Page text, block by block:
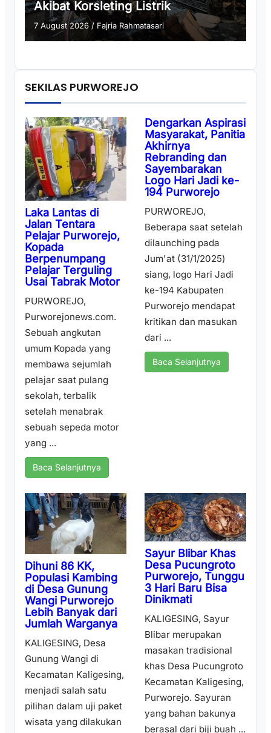
Akibat Korsleting Listrik
7 August 2026/ Fajria Rahmatasari
SEKILAS PURWOREJO
Laka Lantas di
Jalan Tentara
Pelajar Purworejo,
Kopada
Berpenumpang
Pelajar Terguling
Usai Tabrak Motor
PURWOREJO,
Purworejonews.com.
Sebuah angkutan
umum Kopada yang
membawa sejumlah
pelajar saat pulang
sekolah, terbalik
setelah menabrak
sebuah sepeda motor
yang ...
Baca Selanjutnya
Dengarkan Aspirasi
Masyarakat, Panitia
Akhirnya
Rebranding dan
Sayembarakan
Logo Hari Jadi ke-
194 Purworejo
PURWOREJO,
Beberapa saat setelah
dilaunching pada
Jum'at (31/1/2025)
siang, logo Hari Jadi
ke-194 Kabupaten
Purworejo mendapat
kritikan dan masukan
dari ...
Baca Selanjutnya
Dihuni 86 KK,
Populasi Kambing
di Desa Gunung
Wangi Purworejo
Lebih Banyak dari
Jumlah Warganya
KALIGESING, Desa
Gunung Wangi di
Kecamatan Kaligesing,
menjadi salah satu
pilihan dalam uji paket
wisata yang dilakukan
Sayur Blibar Khas
Desa Pucungroto
Purworejo, Tunggu
3 Hari Baru Bisa
Dinikmati
KALIGESING, Sayur
Blibar merupakan
masakan tradisional
khas Desa Pucungroto
Kecamatan Kaligesing,
Purworejo. Sayuran
yang bahan bakunya
berasal dari biji buah ...